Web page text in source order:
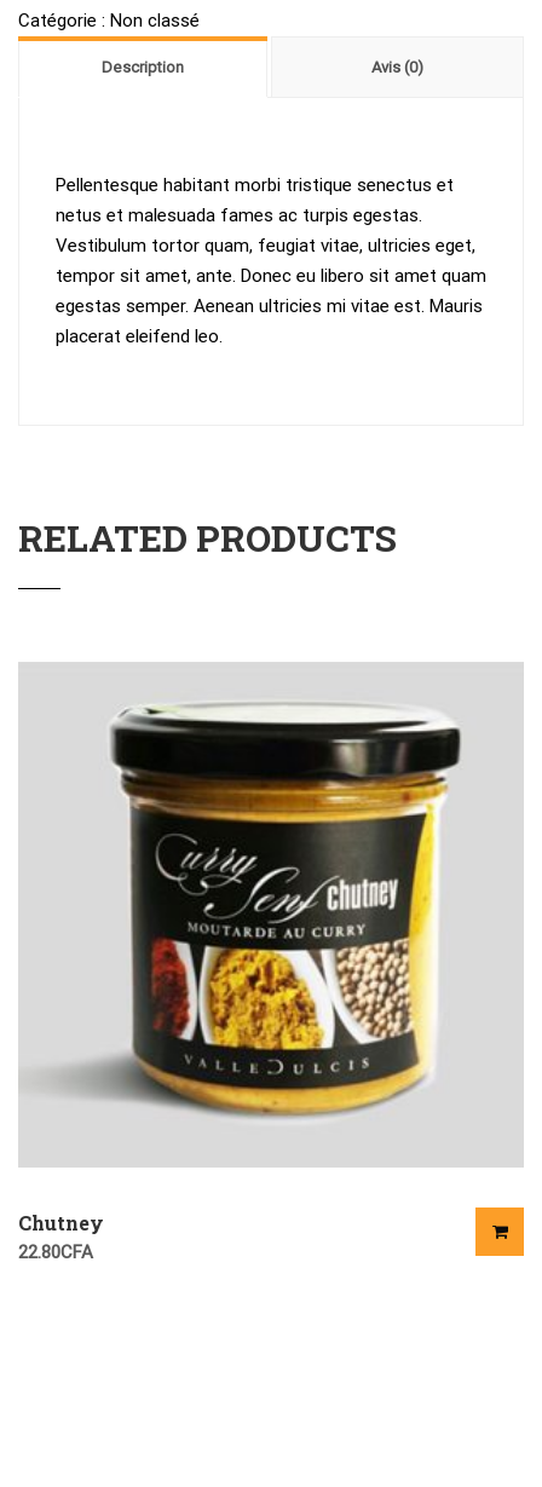
Cup
crown
Catégorie : Non classé
Description Avis (0)
Pellentesque habitant morbi tristique senectus et
netus et malesuada fames ac turpis egestas.
Vestibulum tortor quam, feugiat vitae, ultricies eget,
tempor sit amet, ante. Donec eu libero sit amet quam
egestas semper. Aenean ultricies mi vitae est. Mauris
placerat eleifend leo.
RELATED PRODUCTS
Chutney
22.80CFA